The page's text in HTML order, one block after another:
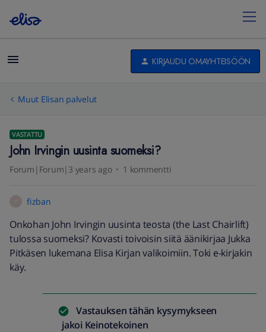
KIRJAUDU OMAYHTEISÖÖN
Muut Elisan palvelut
VASTATTU
John Irvingin uusinta suomeksi?
Forum|Forum|3 years ago 1 kommentti
fizban
Onkohan John Irvingin uusinta teosta (the Last Chairlift)
tulossa suomeksi? Kovasti toivoisin siitä äänikirjaa Jukka
Pitkäsen lukemana Elisa Kirjan valikoimiin. Toki e-kirjakin
käy.
Vastauksen tähän kysymykseen
jakoi Keinotekoinen